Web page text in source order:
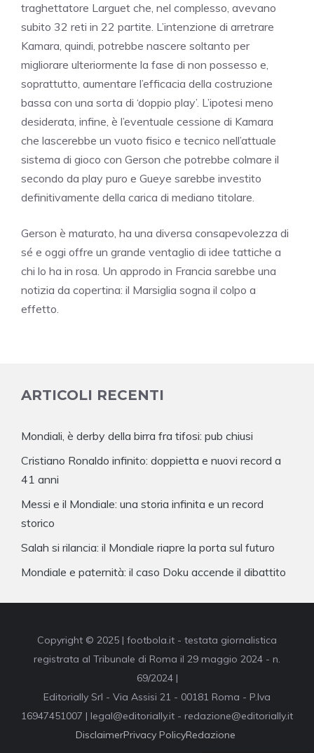
traghettatore Larguet che, nel complesso, avevano
subito 32 reti in 22 partite. L’intenzione di arretrare
Kamara, quindi, potrebbe nascere soltanto per
migliorare ulteriormente la fase di non possesso e,
soprattutto, aumentare l’efficacia della costruzione
bassa con una sorta di ‘doppio play’. L’ipotesi meno
desiderata, infine, è l’eventuale cessione di Kamara
che lascerebbe un vuoto fisico e tecnico nell’attuale
sistema di gioco con Gerson che potrebbe colmare il
secondo da play puro e Gueye sarebbe investito
definitivamente della carica di mediano titolare.
Gerson è maturato, ha una diversa consapevolezza di
sé e oggi offre un grande ventaglio di idee tattiche a
chi lo ha in rosa. Un approdo in Francia sarebbe una
notizia da copertina: il Marsiglia sogna il colpo a
effetto.
ARTICOLI RECENTI
Mondiali, è derby della birra fra tifosi: pub chiusi
Cristiano Ronaldo infinito: doppietta e nuovi record a
41 anni
Messi e il Mondiale: una storia infinita e un record
storico
Salah si rilancia: il Mondiale riapre la porta sul futuro
Mondiale e paternità: il caso Doku accende il dibattito
Copyright © 2025 | footbola.it - testata giornalistica
registrata al Tribunale di Roma il 29 maggio 2024 - n.
69/2024 |
Editorially Srl - Via Assisi 21 - 00181 Roma - P.Iva
16947451007 | legal@editorially.it - redazione@editorially.it
DisclaimerPrivacy PolicyRedazione